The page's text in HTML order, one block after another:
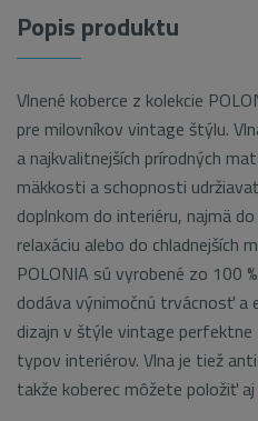
Popis produktu
Vlnené koberce z kolekcie
pre milovníkov vintage štýlu.
a najkvalitnejších prírodných
mäkkosti a schopnosti
doplnkom do interiéru, najmä
relaxáciu alebo do chladnejších
POLONIA sú vyrobené zo 100
dodáva výnimočnú trvácnosť a
dizajn v štýle vintage perfektne
typov interiérov. Vlna je tiež
takže koberec môžete položiť